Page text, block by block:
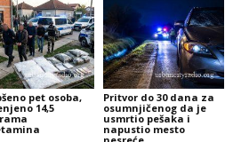
pet osoba,
14,5
Pritvor do 30 dana za
osumnjičenog da je
usmrtio pešaka i
napustio mesto